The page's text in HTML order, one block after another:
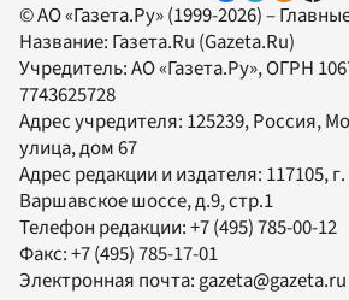
© АО «Газета.Ру» (1999-2026) –
Название: Газета.Ru (Gazeta.Ru)
Учредитель:АО «Газета.Ру», ОГРН
7743625728
Адрес учредителя: 125239, Россия,
улица, дом 67
Адрес редакции и издателя: 117105, г.
Варшавское шоссе, д.9, стр.1
Телефон редакции:+7 (495) 785-00-12
Факс:+7 (495) 785-17-01
Электронная почта:gazeta@gazeta.ru